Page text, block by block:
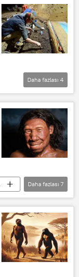
Daha fazlası 4
Daha fazlası 7